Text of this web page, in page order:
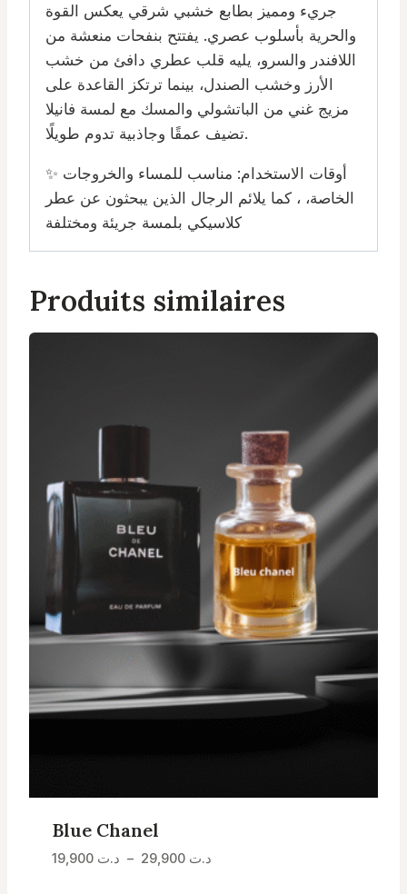
جريء ومميز بطابع خشبي شرقي يعكس القوة
والحرية بأسلوب عصري. يفتتح بنفحات منعشة من
اللافندر والسرو، يليه قلب عطري دافئ من خشب
الأرز وخشب الصندل، بينما ترتكز القاعدة على
مزيج غني من الباتشولي والمسك مع لمسة فانيلا
تضيف عمقًا وجاذبية تدوم طويلًا.
✨ أوقات الاستخدام: مناسب للمساء والخروجات
الخاصة، ، كما يلائم الرجال الذين يبحثون عن عطر
كلاسيكي بلمسة جريئة ومختلفة
Produits similaires
Blue Chanel
د.ت 19,900 – د.ت 29,900
Plage